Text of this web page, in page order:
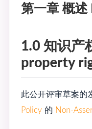
第一章 概
1.0 知识产
property
此公开评审草案的
Policy 的 Non-